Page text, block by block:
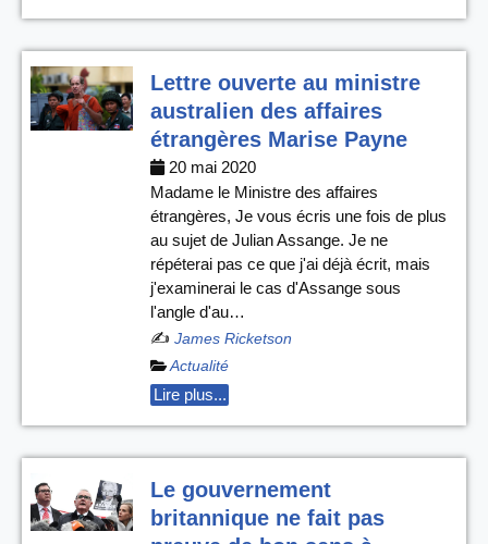
Lettre ouverte au ministre
australien des affaires
étrangères Marise Payne
20 mai 2020
Madame le Ministre des affaires
étrangères, Je vous écris une fois de plus
au sujet de Julian Assange. Je ne
répéterai pas ce que j'ai déjà écrit, mais
j'examinerai le cas d'Assange sous
l'angle d'au…
✍️ James Ricketson
Actualité
Lire plus...
Le gouvernement
britannique ne fait pas